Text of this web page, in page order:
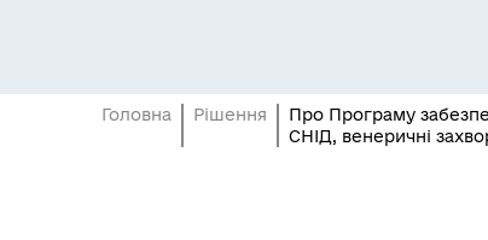
ПІДПРИЄМНИЦТВО
Головна Рішення
Про Програму
СНІД, венеричні